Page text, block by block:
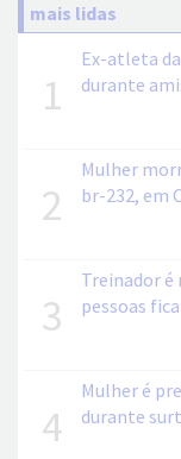
mais lidas
1
Ex-atleta
durante
2
Mulher
br-232, em
3
Treinador é
pessoas
4
Mulher é
durante